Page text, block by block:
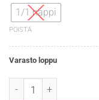
1/1 nappi
POISTA
Varasto loppu
White Nights akvarelli